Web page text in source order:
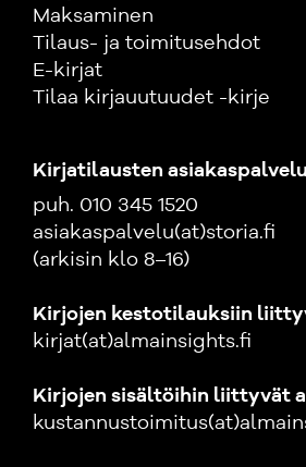
Maksaminen
Tilaus- ja toimitusehdot
E-kirjat
Tilaa kirjauutuudet -kirje
Kirjatilausten asiakaspalvelu
puh. 010 345 1520
asiakaspalvelu(at)storia.fi
(arkisin klo 8–16)
Kirjojen kestotilauksiin
kirjat(at)almainsights.fi
Kirjojen sisältöihin liittyvät